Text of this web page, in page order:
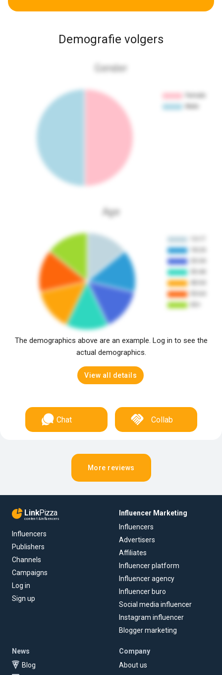
Demografie volgers
Gender
Age
The demographics above are an example. Log in to see the
actual demographics.
View all details
Chat Collab
More reviews
LinkPizza
content & influencers
Influencers
Publishers
Channels
Campaigns
Log in
Sign up
Influencer Marketing
Influencers
Advertisers
Affiliates
Influencer platform
Influencer agency
Influencer buro
Social media influencer
Instagram influencer
Blogger marketing
News
Blog
Company
About us